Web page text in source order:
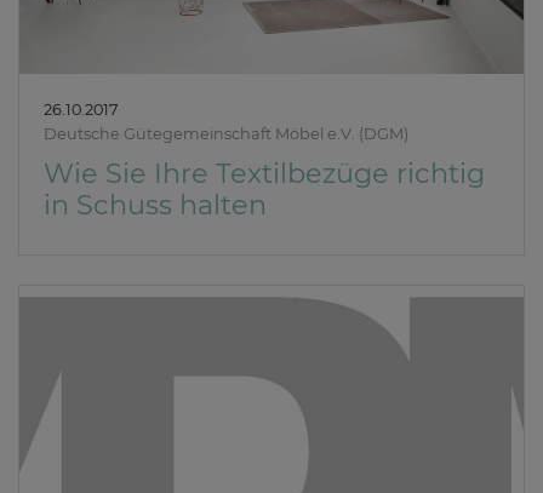
26.10.2017
Deutsche Gütegemeinschaft Möbel e.V. (DGM)
Wie Sie Ihre Textilbezüge richtig
in Schuss halten